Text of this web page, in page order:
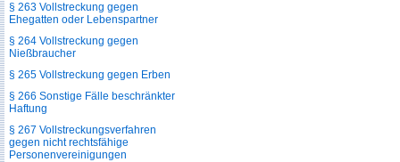
§ 263 Vollstreckung gegen
Ehegatten oder Lebenspartner
§ 264 Vollstreckung gegen
Nießbraucher
§ 265 Vollstreckung gegen Erben
§ 266 Sonstige Fälle beschränkter
Haftung
§ 267 Vollstreckungsverfahren
gegen nicht rechtsfähige
Personenvereinigungen